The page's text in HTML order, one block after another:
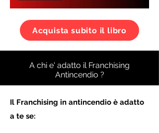
Acquista subito il libro
A chi e' adatto il Franchising
Antincendio ?
Il Franchising in antincendio è adatto
a te se: